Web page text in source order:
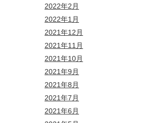
2022年2月
2022年1月
2021年12月
2021年11月
2021年10月
2021年9月
2021年8月
2021年7月
2021年6月